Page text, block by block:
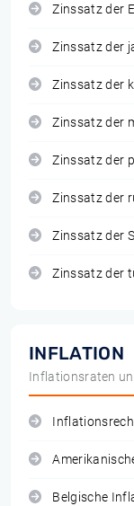
Zinssatz der
Zinssatz der
Zinssatz der
Zinssatz der
Zinssatz der
Zinssatz der
Zinssatz der
Zinssatz der
INFLATION
Inflationsraten
Belgische